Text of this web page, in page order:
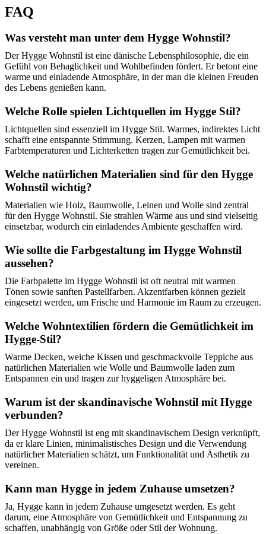
FAQ
Was versteht man unter dem Hygge Wohnstil?
Der Hygge Wohnstil ist eine dänische Lebensphilosophie, die ein
Gefühl von Behaglichkeit und Wohlbefinden fördert. Er betont eine
warme und einladende Atmosphäre, in der man die kleinen Freuden
des Lebens genießen kann.
Welche Rolle spielen Lichtquellen im Hygge Stil?
Lichtquellen sind essenziell im Hygge Stil. Warmes, indirektes Licht
schafft eine entspannte Stimmung. Kerzen, Lampen mit warmen
Farbtemperaturen und Lichterketten tragen zur Gemütlichkeit bei.
Welche natürlichen Materialien sind für den Hygge
Wohnstil wichtig?
Materialien wie Holz, Baumwolle, Leinen und Wolle sind zentral
für den Hygge Wohnstil. Sie strahlen Wärme aus und sind vielseitig
einsetzbar, wodurch ein einladendes Ambiente geschaffen wird.
Wie sollte die Farbgestaltung im Hygge Wohnstil
aussehen?
Die Farbpalette im Hygge Wohnstil ist oft neutral mit warmen
Tönen sowie sanften Pastellfarben. Akzentfarben können gezielt
eingesetzt werden, um Frische und Harmonie im Raum zu erzeugen.
Welche Wohntextilien fördern die Gemütlichkeit im
Hygge-Stil?
Warme Decken, weiche Kissen und geschmackvolle Teppiche aus
natürlichen Materialien wie Wolle und Baumwolle laden zum
Entspannen ein und tragen zur hyggeligen Atmosphäre bei.
Warum ist der skandinavische Wohnstil mit Hygge
verbunden?
Der Hygge Wohnstil ist eng mit skandinavischem Design verknüpft,
da er klare Linien, minimalistisches Design und die Verwendung
natürlicher Materialien schätzt, um Funktionalität und Ästhetik zu
vereinen.
Kann man Hygge in jedem Zuhause umsetzen?
Ja, Hygge kann in jedem Zuhause umgesetzt werden. Es geht
darum, eine Atmosphäre von Gemütlichkeit und Entspannung zu
schaffen, unabhängig von Größe oder Stil der Wohnung.